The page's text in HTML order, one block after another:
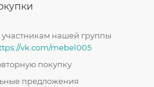
участникам нашей группы
vk.com/mebel005
покупку
предложения